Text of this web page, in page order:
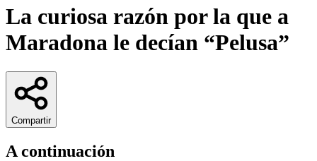
La curiosa razón por la que a
Maradona le decían “Pelusa”
Compartir
A continuación